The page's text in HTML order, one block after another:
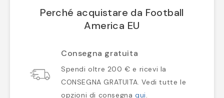
Perché acquistare da Football
America EU
Consegna gratuita
Spendi oltre 200 € e ricevi la
CONSEGNA GRATUITA. Vedi tutte le
opzioni di consegna qui.